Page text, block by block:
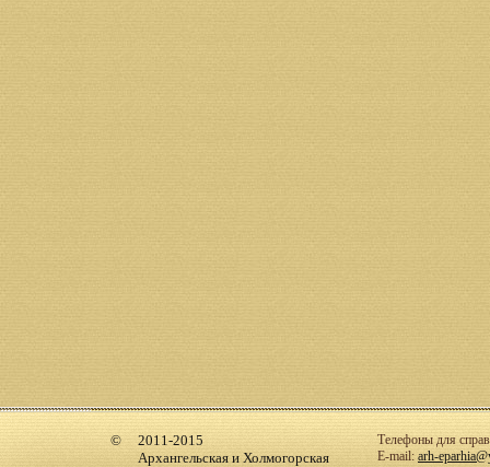
2011-2015
Архангельская и Холмогорская
Телефоны для
E-mail: arh-